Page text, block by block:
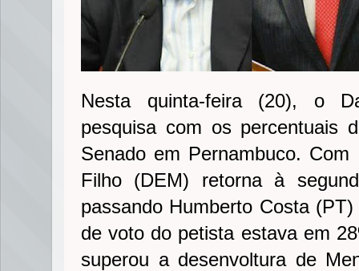
Nesta quinta-feira (20), o
pesquisa com os percentuais
Senado em Pernambuco.
Filho (DEM) retorna à
passando Humberto Costa
de voto do petista estava em
superou a desenvoltura de